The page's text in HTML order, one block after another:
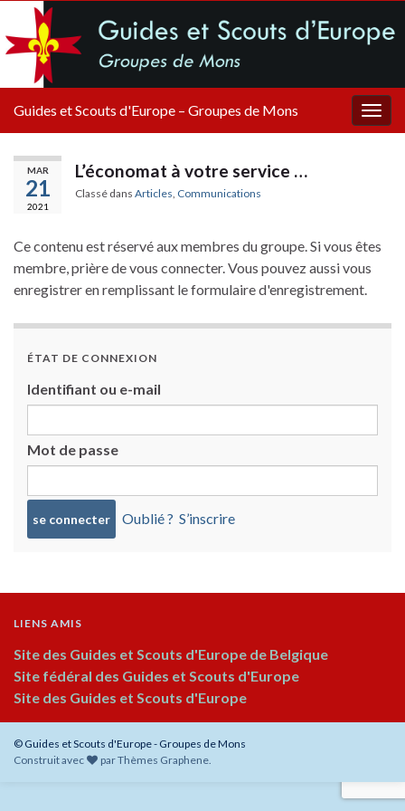
Guides et Scouts d'Europe – Groupes de Mons
MAR
21
2021
L’économat à votre service …
Classé dans Articles Communications
Ce contenu est réservé aux membres du groupe. Si vous êtes
membre, prière de vous connecter. Vous pouvez aussi vous
enregistrer en remplissant le formulaire d'enregistrement.
ÉTAT DE CONNEXION
Identifiant ou e-mail
Mot de passe
Oublié ? S’inscrire
LIENS AMIS
Site des Guides et Scouts d'Europe de Belgique
Site fédéral des Guides et Scouts d'Europe
Site des Guides et Scouts d'Europe
© Guides et Scouts d'Europe - Groupes de Mons
Construit avec
parThèmes Graphene